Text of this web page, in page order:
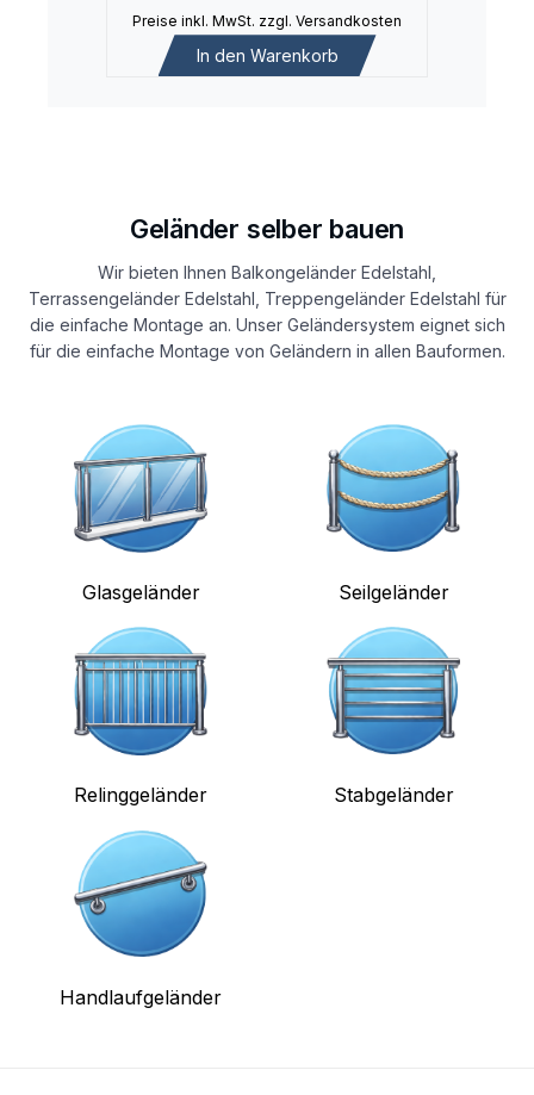
Preise inkl. MwSt. zzgl. Versandkosten
In den Warenkorb
Geländer selber bauen
Wir bieten Ihnen Balkongeländer Edelstahl,
Terrassengeländer Edelstahl, Treppengeländer Edelstahl für
die einfache Montage an. Unser Geländersystem eignet sich
für die einfache Montage von Geländern in allen Bauformen.
Glasgeländer Seilgeländer
Relinggeländer Stabgeländer
Handlaufgeländer